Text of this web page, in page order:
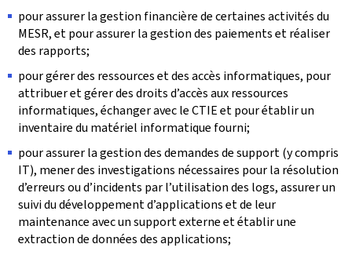
pour assurer la gestion financière de certaines activités du
MESR, et pour assurer la gestion des paiements et réaliser
des rapports;
pour gérer des ressources et des accès informatiques, pour
attribuer et gérer des droits d’accès aux ressources
informatiques, échanger avec le CTIE et pour établir un
inventaire du matériel informatique fourni;
pour assurer la gestion des demandes de support (y compris
IT), mener des investigations nécessaires pour la résolution
d’erreurs ou d’incidents par l’utilisation des logs, assurer un
suivi du développement d’applications et de leur
maintenance avec un support externe et établir une
extraction de données des applications;